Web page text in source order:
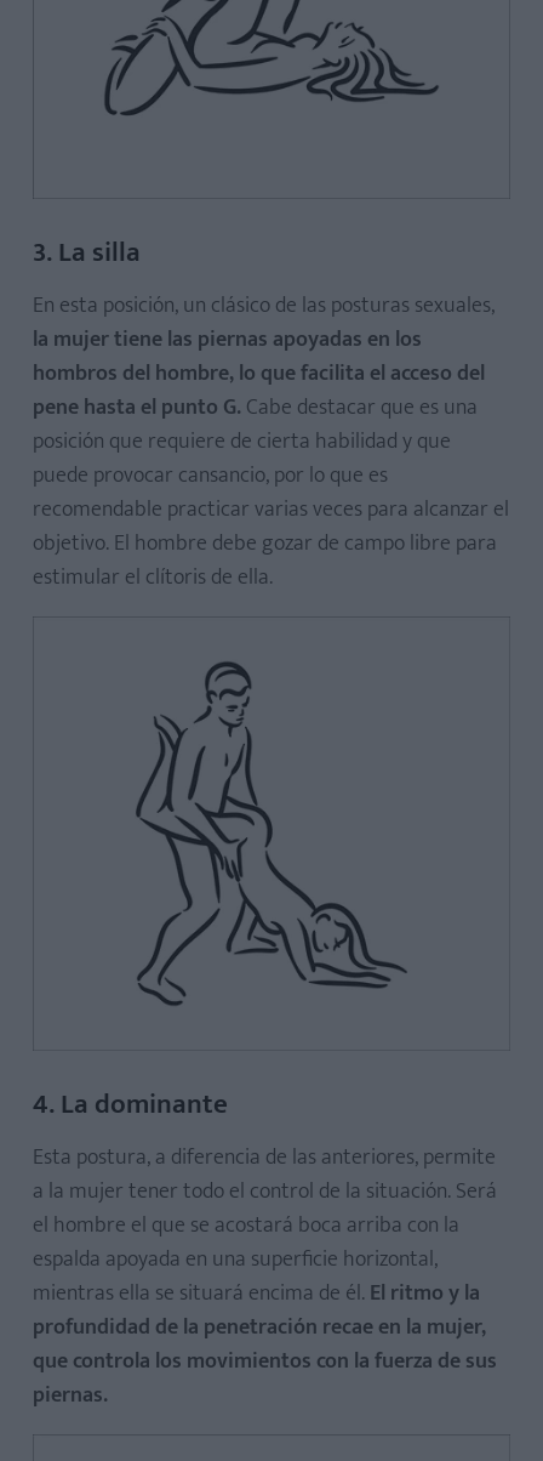
3. La silla
En esta posición, un clásico de las posturas sexuales,
la mujer tiene las piernas apoyadas en los
hombros del hombre, lo que facilita el acceso del
pene hasta el punto G. Cabe destacar que es una
posición que requiere de cierta habilidad y que
puede provocar cansancio, por lo que es
recomendable practicar varias veces para alcanzar el
objetivo. El hombre debe gozar de campo libre para
estimular el clítoris de ella.
4. La dominante
Esta postura, a diferencia de las anteriores, permite
a la mujer tener todo el control de la situación. Será
el hombre el que se acostará boca arriba con la
espalda apoyada en una superficie horizontal,
mientras ella se situará encima de él. El ritmo y la
profundidad de la penetración recae en la mujer,
que controla los movimientos con la fuerza de sus
piernas.